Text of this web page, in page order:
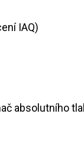
IAQ)
absolutního